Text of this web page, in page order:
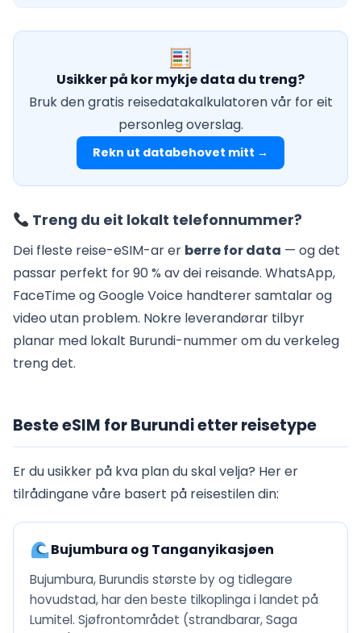
Usikker på kor mykje data du treng?
Bruk den gratis reisedatakalkulatoren vår for eit
personleg overslag.
Rekn ut databehovet mitt →
Treng du eit lokalt telefonnummer?
Dei fleste reise-eSIM-ar er berre for data — og det
passar perfekt for 90 % av dei reisande. WhatsApp,
FaceTime og Google Voice handterer samtalar og
video utan problem. Nokre leverandørar tilbyr
planar med lokalt Burundi-nummer om du verkeleg
treng det.
Beste eSIM for Burundi etter reisetype
Er du usikker på kva plan du skal velja? Her er
tilrådingane våre basert på reisestilen din:
Bujumbura og Tanganyikasjøen
Bujumbura, Burundis største by og tidlegare
hovudstad, har den beste tilkoplinga i landet på
Lumitel. Sjøfrontområdet (strandbarar, Saga